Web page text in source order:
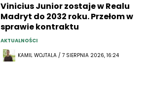
Vinicius Junior zostaje w Realu
Madryt do 2032 roku. Przełom w
sprawie kontraktu
AKTUALNOŚCI
KAMIL WOJTALA / 7 SIERPNIA 2026, 16:24